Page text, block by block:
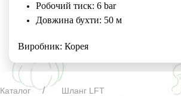
Робочий тиск: 6 bar
Довжина бухти: 50 м
Виробник: Корея
Каталог
Шланг LFT